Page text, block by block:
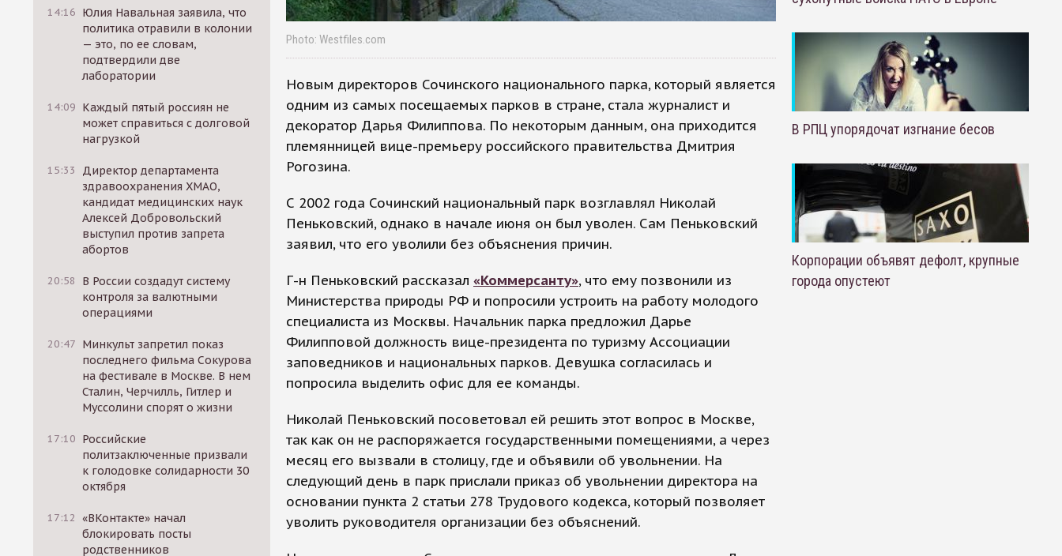
14:16 Юлия Навальная заявила, что
политика отравили в колонии
— это, по ее словам,
подтвердили две
лаборатории
14:09 Каждый пятый россиян не
может справиться с долговой
нагрузкой
15:33
Директор департамента
здравоохранения ХМАО,
кандидат медицинских наук
Алексей Добровольский
выступил против запрета
абортов
20:58
В России создадут систему
контроля за валютными
операциями
20:47 Минкульт запретил показ
последнего фильма Сокурова
на фестивале в Москве. В нем
Сталин, Черчилль, Гитлер и
Муссолини спорят о жизни
17:10 Российские
политзаключенные призвали
к голодовке солидарности 30
октября
17:12 «ВКонтакте» начал
блокировать посты
родственников
Photo: Westfiles.com
Новым директоров Сочинского национального парка, который является
одним из самых посещаемых парков в стране, стала журналист и
декоратор Дарья Филиппова. По некоторым данным, она приходится
племянницей вице-премьеру российского правительства Дмитрия
Рогозина.
С 2002 года Сочинский национальный парк возглавлял Николай
Пеньковский, однако в начале июня он был уволен. Сам Пеньковский
заявил, что его уволили без объяснения причин.
Г-н Пеньковский рассказал «Коммерсанту», что ему позвонили из
Министерства природы РФ и попросили устроить на работу молодого
специалиста из Москвы. Начальник парка предложил Дарье
Филипповой должность вице-президента по туризму Ассоциации
заповедников и национальных парков. Девушка согласилась и
попросила выделить офис для ее команды.
Николай Пеньковский посоветовал ей решить этот вопрос в Москве,
так как он не распоряжается государственными помещениями, а через
месяц его вызвали в столицу, где и объявили об увольнении. На
следующий день в парк прислали приказ об увольнении директора на
основании пункта 2 статьи 278 Трудового кодекса, который позволяет
уволить руководителя организации без объяснений.
В РПЦ упорядочат изгнание бесов
Корпорации объявят дефолт, крупные
города опустеют